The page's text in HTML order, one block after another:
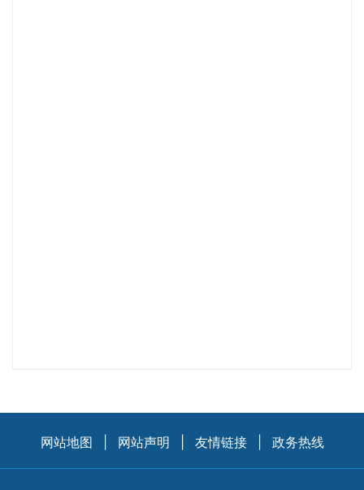
网站地图 网站声明 友情链接 政务热线